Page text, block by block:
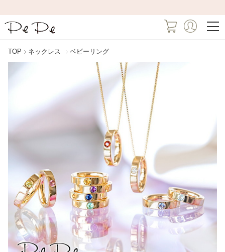
TOP ネックレス ベビーリング